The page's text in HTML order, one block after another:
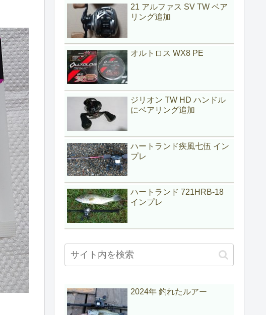
21 アルファス SV TW ベア
リング追加
オルトロス WX8 PE
ジリオン TW HD ハンドル
にベアリング追加
ハートランド疾風七伍 イン
プレ
ハートランド 721HRB-18
インプレ
2024年 釣れたルアー